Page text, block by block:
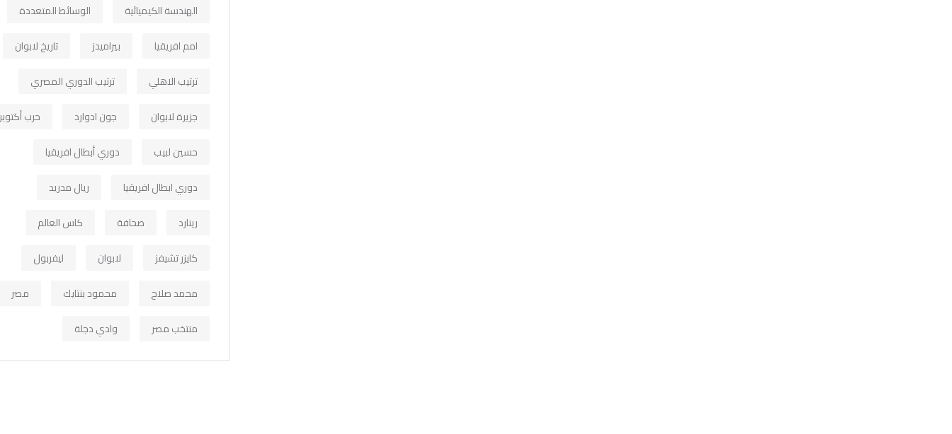
الهندسة الكيميائية
الوسائط المتعددة
امم افريقيا
بيراميدز
تاريخ لابوان
ترتيب الاهلي
ترتيب الدوري المصري
جزيرة لابوان
جون ادوارد
حرب أكتوبر
حسين لبيب
دوري أبطال افريقيا
دوري ابطال افريقيا
ريال مدريد
رينارد
صحافة
كاس العالم
كايزر تشيفز
لابوان
ليفربول
محمد صلاح
محمود بنتايك
مصر
منتخب مصر
وادي دجلة